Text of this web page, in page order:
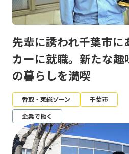
先輩に誘われ千葉市に
カーに就職。新たな趣
の暮らしを満喫
香取・東総ゾーン
千葉市
企業で働く